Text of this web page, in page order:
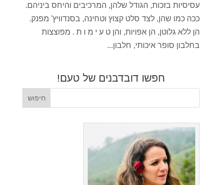
עסיסיות בזכות, הגודל שלהן, המרכיבים והיחס ביניהם.
ככה כמו שהן, לצד סלט קצוץ וטחינה, בסנדוויץ' מפנק.
הן ללא גלוטן, הן אפויות, והן ט ע י מ ו ת . מפוצצות
בחלבון סופר איכותי, חלבון...
חפשו דובדבנים של טעם!